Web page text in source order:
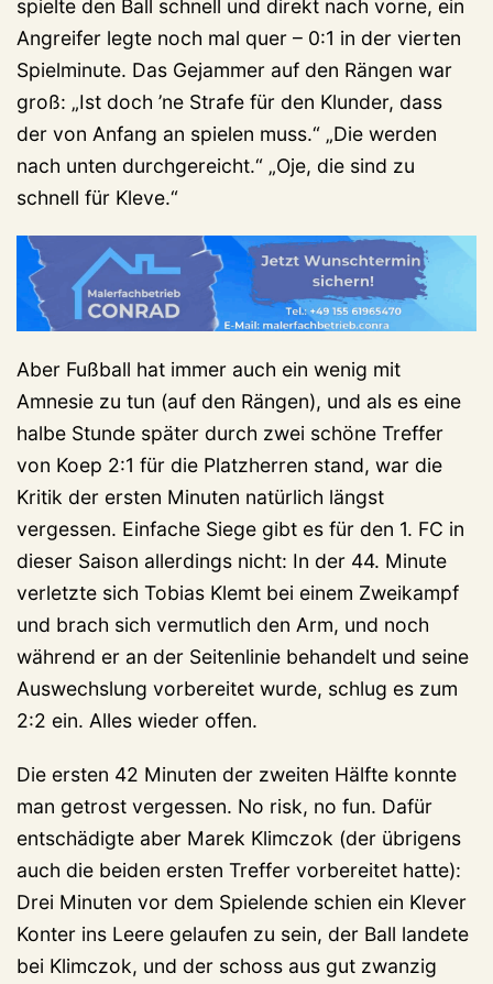
spielte den Ball schnell und direkt nach vorne, ein
Angreifer legte noch mal quer – 0:1 in der vierten
Spielminute. Das Gejammer auf den Rängen war
groß: „Ist doch ’ne Strafe für den Klunder, dass
der von Anfang an spielen muss.“ „Die werden
nach unten durchgereicht.“ „Oje, die sind zu
schnell für Kleve.“
Aber Fußball hat immer auch ein wenig mit
Amnesie zu tun (auf den Rängen), und als es eine
halbe Stunde später durch zwei schöne Treffer
von Koep 2:1 für die Platzherren stand, war die
Kritik der ersten Minuten natürlich längst
vergessen. Einfache Siege gibt es für den 1. FC in
dieser Saison allerdings nicht: In der 44. Minute
verletzte sich Tobias Klemt bei einem Zweikampf
und brach sich vermutlich den Arm, und noch
während er an der Seitenlinie behandelt und seine
Auswechslung vorbereitet wurde, schlug es zum
2:2 ein. Alles wieder offen.
Die ersten 42 Minuten der zweiten Hälfte konnte
man getrost vergessen. No risk, no fun. Dafür
entschädigte aber Marek Klimczok (der übrigens
auch die beiden ersten Treffer vorbereitet hatte):
Drei Minuten vor dem Spielende schien ein Klever
Konter ins Leere gelaufen zu sein, der Ball landete
bei Klimczok, und der schoss aus gut zwanzig